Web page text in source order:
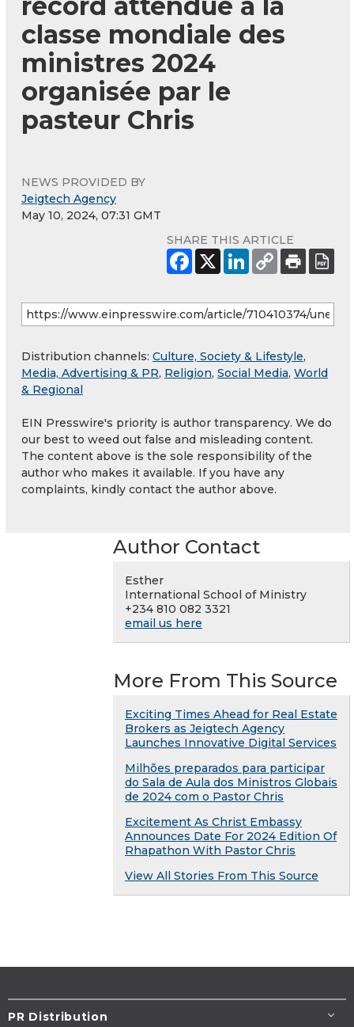
record attendue à la
classe mondiale des
ministres 2024
organisée par le
pasteur Chris
NEWS PROVIDED BY
Jeigtech Agency
May 10, 2024, 07:31 GMT
SHARE THIS ARTICLE
Distribution channels: Culture, Society & Lifestyle,
Media, Advertising & PR, Religion, Social Media, World
& Regional
EIN Presswire's priority is author transparency. We do
our best to weed out false and misleading content.
The content above is the sole responsibility of the
author who makes it available. If you have any
complaints, kindly contact the author above.
Author Contact
Esther
International School of Ministry
+234 810 082 3321
email us here
More From This Source
Exciting Times Ahead for Real Estate
Brokers as Jeigtech Agency
Launches Innovative Digital Services
Milhões preparados para participar
do Sala de Aula dos Ministros Globais
de 2024 com o Pastor Chris
Excitement As Christ Embassy
Announces Date For 2024 Edition Of
Rhapathon With Pastor Chris
View All Stories From This Source
PR Distribution